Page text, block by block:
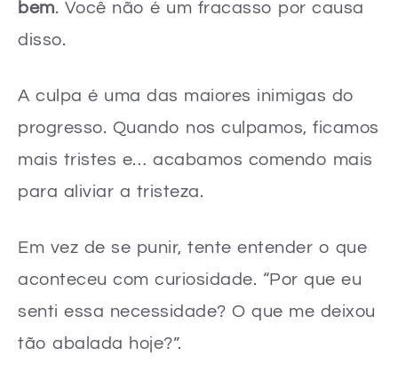
bem. Você não é um fracasso por causa
disso.
A culpa é uma das maiores inimigas do
progresso. Quando nos culpamos, ficamos
mais tristes e… acabamos comendo mais
para aliviar a tristeza.
Em vez de se punir, tente entender o que
aconteceu com curiosidade. “Por que eu
senti essa necessidade? O que me deixou
tão abalada hoje?”.